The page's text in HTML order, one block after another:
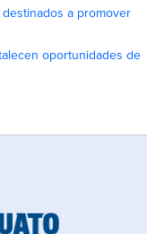
a promover
oportunidades de